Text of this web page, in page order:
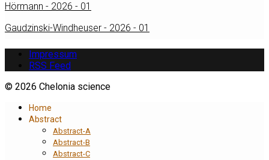
Hörmann - 2026 - 01
Gaudzinski-Windheuser - 2026 - 01
Impressum
RSS Feed
© 2026 Chelonia science
Home
Abstract
Abstract-A
Abstract-B
Abstract-C